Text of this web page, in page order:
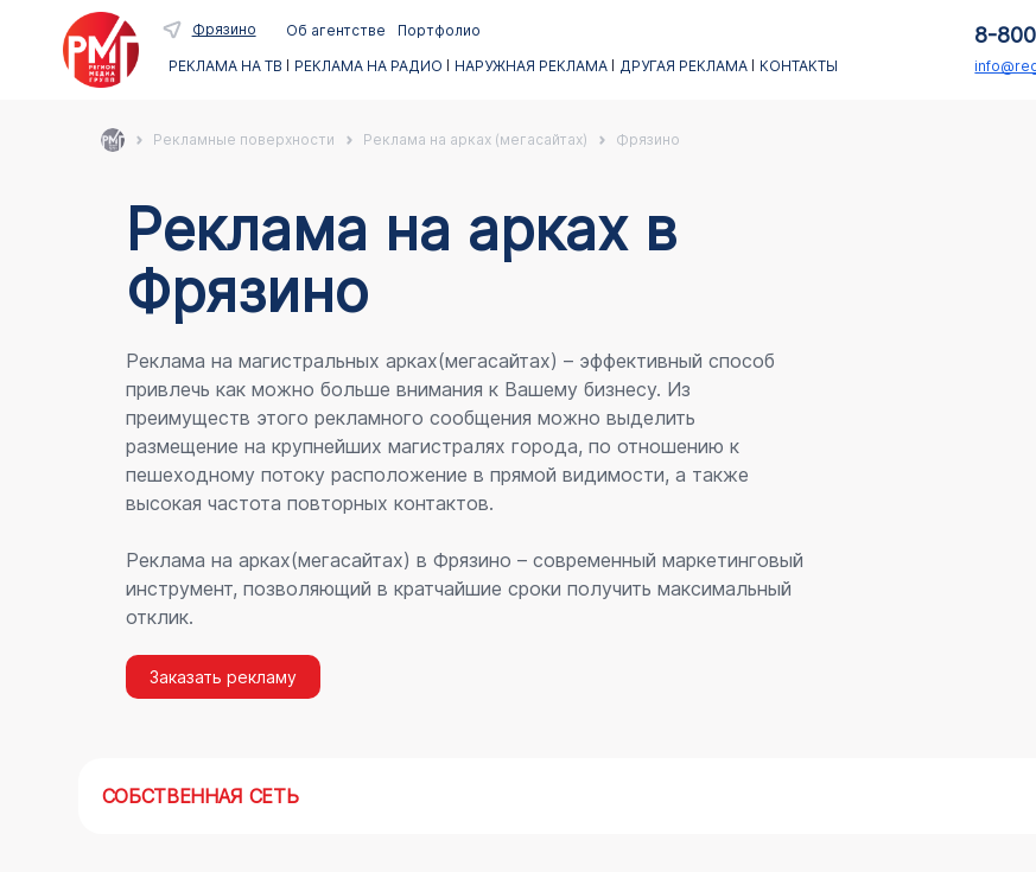
Фрязино Об агентстве
Портфолио
РЕКЛАМА НА ТВ
РЕКЛАМА НА РАДИО НАРУЖНАЯ РЕКЛАМА ДРУГАЯ РЕКЛАМА КОНТАКТЫ
8-
Рекламные поверхности Реклама на арках (мегасайтах) Фрязино
Реклама на аркаx в
Фрязино
Реклама на магистральных арках(мегасайтах) – эффективный способ
привлечь как можно больше внимания к Вашему бизнесу. Из
преимуществ этого рекламного сообщения можно выделить
размещение на крупнейших магистралях города, по отношению к
пешеходному потоку расположение в прямой видимости, а также
высокая частота повторных контактов.
Реклама на арках(мегасайтах) в Фрязино – современный маркетинговый
инструмент, позволяющий в кратчайшие сроки получить максимальный
отклик.
Заказать рекламу
СОБСТВЕННАЯ СЕТЬ